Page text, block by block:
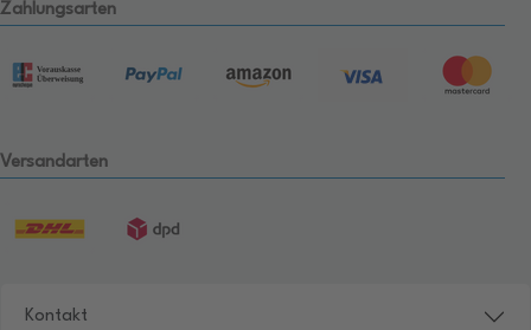
Zahlungsarten
Versandarten
Kontakt